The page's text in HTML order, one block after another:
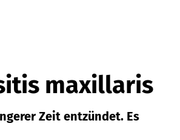
maxillaris
Zeit entzündet. Es